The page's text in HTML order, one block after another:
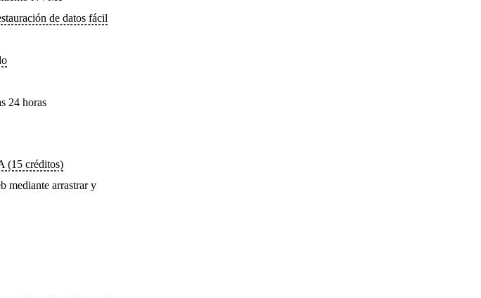
de datos fácil
24 horas
(15 créditos)
mediante arrastrar y